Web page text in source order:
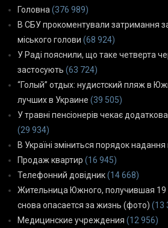
Головна (376 989)
В СБУ прокоментували затримання
міського голови (68 924)
У Раді пояснили, що таке четверта
застосують (63 724)
“Голый” отдых: нудистский пляж в
лучших в Украине (39 505)
У травні пенсіонерів чекає
(29 934)
В Україні зміниться порядок надання
Продаж квартир (16 945)
Телефонний довідник(14 668)
Жительница Южного, получившая
снова опасается за жизнь (фото) (13
Медицинские учреждения (12 956)